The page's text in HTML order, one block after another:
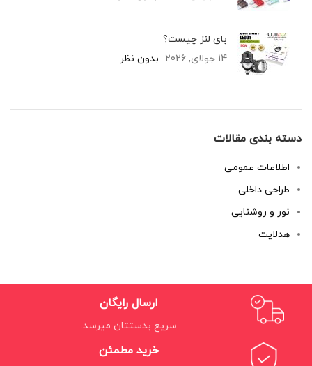
بای لنز چیست؟
14 جولای, 2026
بدون نظر
دسته بندی مقالات
اطلاعات عمومی
طراحی داخلی
نور و روشنایی
هدلایت
ارسال رایگان
سریع بدستتان میرسد.
خرید مطمئن